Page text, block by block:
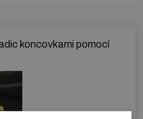
koncovkami pomocí